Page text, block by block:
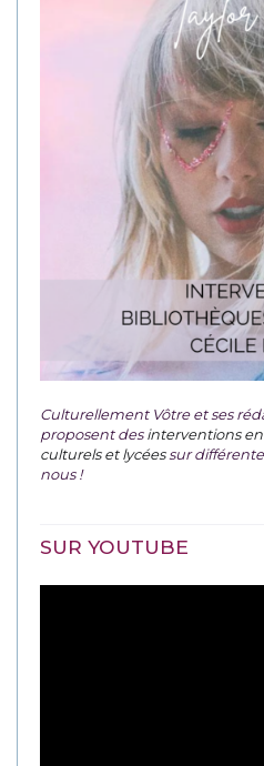
Culturellement Vôtre et ses
proposent desinterventions
culturels et lycéessur
nous !
SUR YOUTUBE